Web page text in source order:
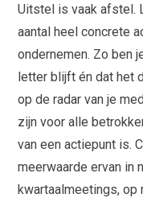
Uitstel is vaak afstel.
aantal heel concrete
ondernemen. Zo ben
letter blijft én dat het
op de radar van je
zijn voor alle
van een actiepunt is.
meerwaarde ervan in
kwartaalmeetings, op